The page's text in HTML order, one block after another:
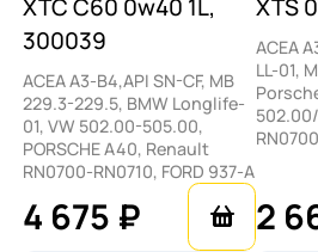
XTC C60 0w40 1L,
300039
ACEA A3-B4,API SN-CF, MB
229.3-229.5, BMW Longlife-
01, VW 502.00-505.00,
PORSCHE A40, Renault
RN0700-RN0710, FORD 937-A
4 675 ₽
XTS
ACEA
LL-01,
2